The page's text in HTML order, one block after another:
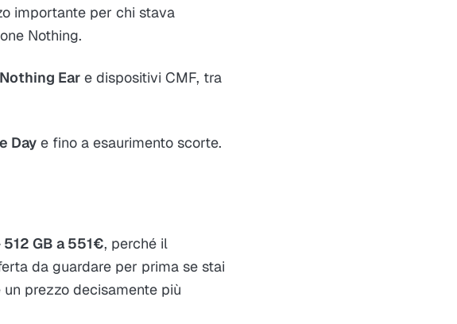
importante per chi stava
Nothing.
Nothing Ear e dispositivi CMF, tra
Day e fino a esaurimento scorte.
GB a 551€, perché il
da guardare per prima se stai
prezzo decisamente più